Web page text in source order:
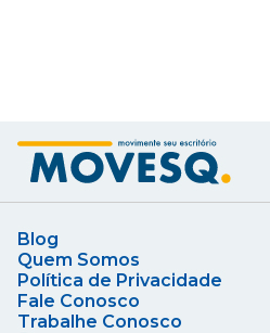
Blog
Quem Somos
Política de Privacidade
Fale Conosco
Trabalhe Conosco